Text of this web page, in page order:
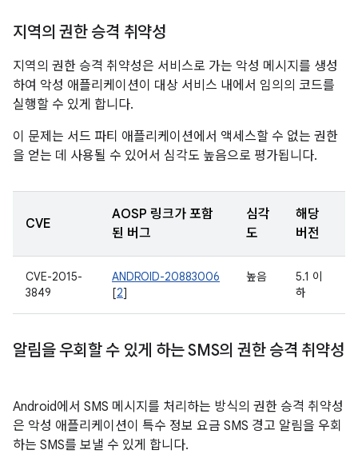
지역의 권한 승격 취약성
지역의 권한 승격 취약성은 서비스로 가는 악성 메시지를 생성
하여 악성 애플리케이션이 대상 서비스 내에서 임의의 코드를
실행할 수 있게 합니다.
이 문제는 서드 파티 애플리케이션에서 액세스할 수 없는 권한
을 얻는 데 사용될 수 있어서 심각도 높음으로 평가됩니다.
CVE
AOSP 링크가 포함
된 버그
심각
도
해당
버전
CVE-2015-
3849
ANDROID-20883006
[2]
높음
5.1 이
하
알림을 우회할 수 있게 하는 SMS의 권한 승격 취약성
Android에서 SMS 메시지를 처리하는 방식의 권한 승격 취약성
은 악성 애플리케이션이 특수 정보 요금 SMS 경고 알림을 우회
하는 SMS를 보낼 수 있게 합니다.